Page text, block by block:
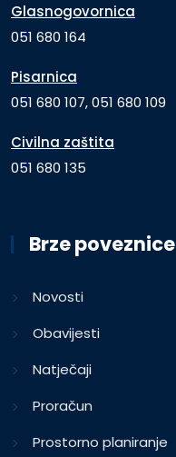
Glasnogovornica
051 680 164
Pisarnica
051 680 107, 051 680 109
Civilna zaštita
051 680 135
Brze poveznice
Novosti
Obavijesti
Natječaji
Proračun
Prostorno planiranje